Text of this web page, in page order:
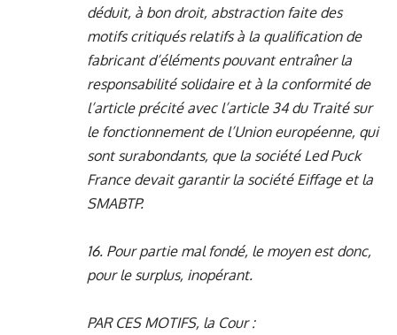
déduit, à bon droit, abstraction faite des
motifs critiqués relatifs à la qualification de
fabricant d’éléments pouvant entraîner la
responsabilité solidaire et à la conformité de
l’article précité avec l’article 34 du Traité sur
le fonctionnement de l’Union européenne, qui
sont surabondants, que la société Led Puck
France devait garantir la société Eiffage et la
SMABTP.
16. Pour partie mal fondé, le moyen est donc,
pour le surplus, inopérant.
PAR CES MOTIFS, la Cour :